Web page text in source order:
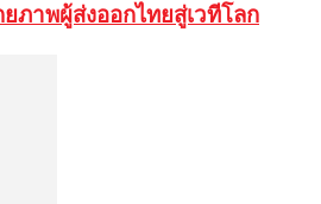
ภาพผู้ส่งออกไทยสู่เวทีโลก